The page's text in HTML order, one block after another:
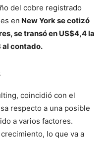
del cobre registrado
en New York se cotizó
se transó en US$4,4 la
al contado.
coincidió con el
respecto a una posible
a varios factores.
lo que va a